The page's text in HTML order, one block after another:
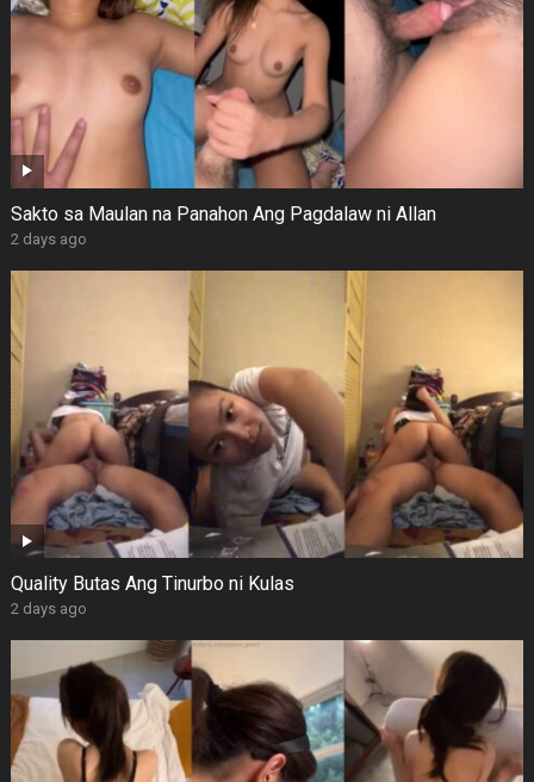
Sakto sa Maulan na Panahon Ang Pagdalaw ni Allan
2 days ago
Quality Butas Ang Tinurbo ni Kulas
2 days ago